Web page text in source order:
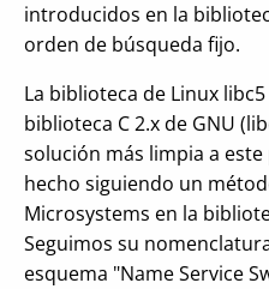
introducidos en la
orden de búsqueda fijo.
La biblioteca de Linux
biblioteca C 2.x de GNU
solución más limpia a
hecho siguiendo un
Microsystems en la
Seguimos su
esquema "Name Service